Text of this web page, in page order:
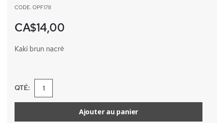
d’images
CODE: OPF178
CA$14,00
Kaki brun nacré
QTÉ:
Ajouter au panier